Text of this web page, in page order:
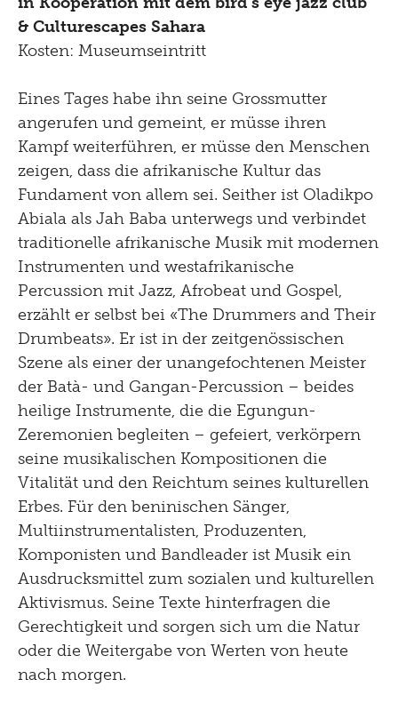
& Culturescapes Sahara
Kosten: Museumseintritt
Eines Tages habe ihn seine Grossmutter
angerufen und gemeint, er müsse ihren
Kampf weiterführen, er müsse den Menschen
zeigen, dass die afrikanische Kultur das
Fundament von allem sei. Seither ist Oladikpo
Abiala als Jah Baba unterwegs und verbindet
traditionelle afrikanische Musik mit modernen
Instrumenten und westafrikanische
Percussion mit Jazz, Afrobeat und Gospel,
erzählt er selbst bei «The Drummers and Their
Drumbeats». Er ist in der zeitgenössischen
Szene als einer der unangefochtenen Meister
der Batà- und Gangan-Percussion – beides
heilige Instrumente, die die Egungun-
Zeremonien begleiten – gefeiert, verkörpern
seine musikalischen Kompositionen die
Vitalität und den Reichtum seines kulturellen
Erbes. Für den beninischen Sänger,
Multiinstrumentalisten, Produzenten,
Komponisten und Bandleader ist Musik ein
Ausdrucksmittel zum sozialen und kulturellen
Aktivismus. Seine Texte hinterfragen die
Gerechtigkeit und sorgen sich um die Natur
oder die Weitergabe von Werten von heute
nach morgen.